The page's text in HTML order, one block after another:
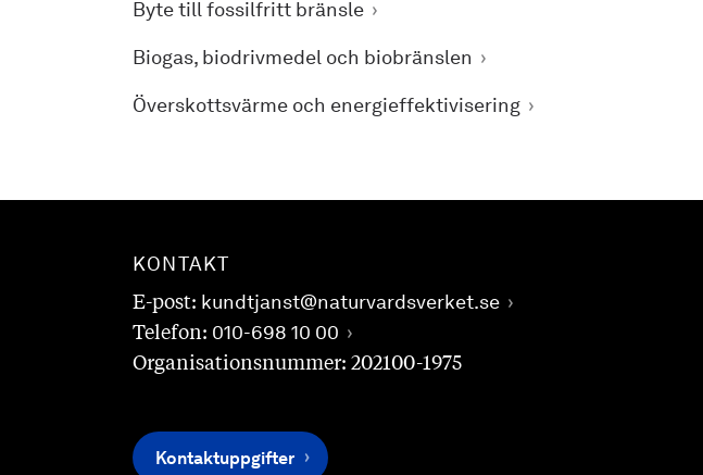
Byte till fossilfritt bränsle
Biogas, biodrivmedel och biobränslen
Överskottsvärme och energieffektivisering
KONTAKT
E-post: kundtjanst@naturvardsverket.se
Telefon: 010-698 10 00
Organisationsnummer: 202100-1975
Kontaktuppgifter